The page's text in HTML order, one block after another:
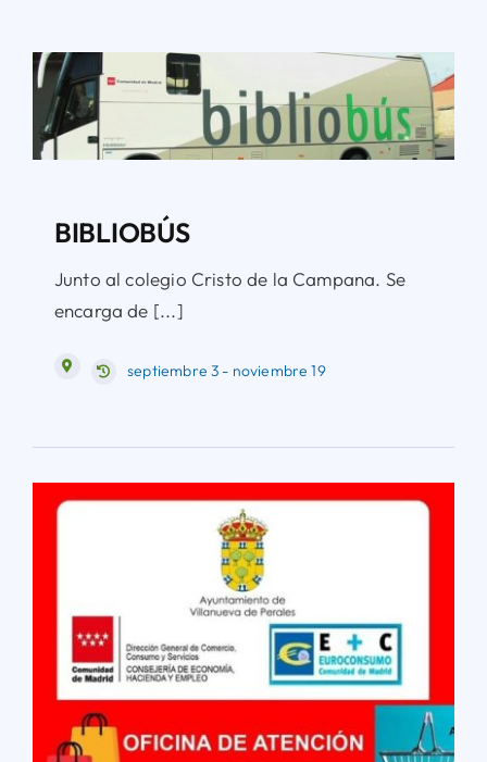
BIBLIOBÚS
Junto al colegio Cristo de la Campana. Se
encarga de [...]
septiembre 3 - noviembre 19